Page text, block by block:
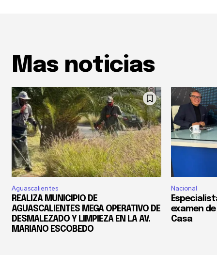
Mas noticias
Aguascalientes
REALIZA MUNICIPIO DE
AGUASCALIENTES MEGA OPERATIVO DE
DESMALEZADO Y LIMPIEZA EN LA AV.
MARIANO ESCOBEDO
Nacional
examen de
Casa